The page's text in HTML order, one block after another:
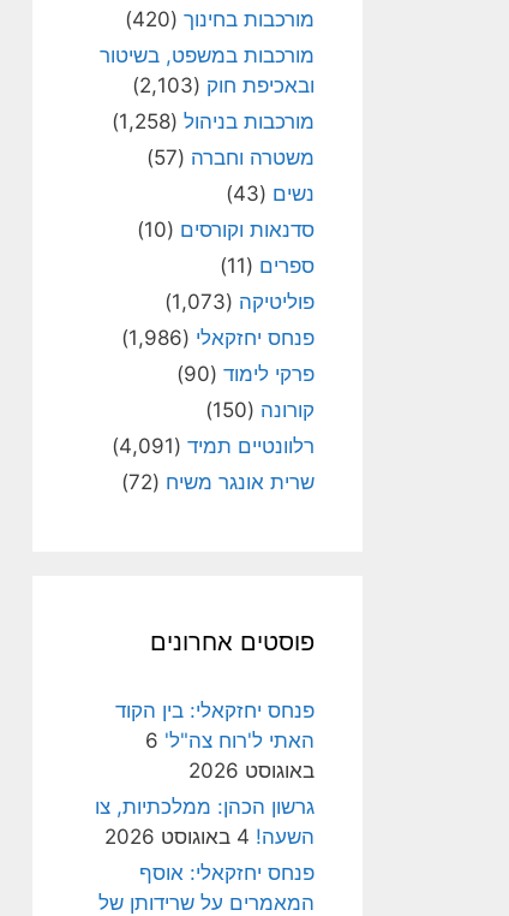
מורכבות בחינוך (420)
מורכבות במשפט, בשיטור
ובאכיפת חוק (2,103)
מורכבות בניהול (1,258)
משטרה וחברה (57)
נשים (43)
סדנאות וקורסים (10)
ספרים (11)
פוליטיקה (1,073)
פנחס יחזקאלי (1,986)
פרקי לימוד (90)
קורונה (150)
רלוונטיים תמיד (4,091)
שרית אונגר משיח (72)
פוסטים אחרונים
פנחס יחזקאלי: בין הקוד
האתי ל'רוח צה"ל' 6
באוגוסט 2026
גרשון הכהן: ממלכתיות, צו
השעה! 4 באוגוסט 2026
פנחס יחזקאלי: אוסף
המאמרים על שרידותן של